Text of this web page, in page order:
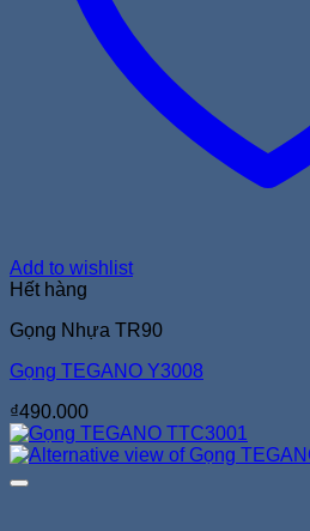
Add to wishlist
Hết hàng
Gọng Nhựa TR90
Gọng TEGANO Y3008
₫490.000